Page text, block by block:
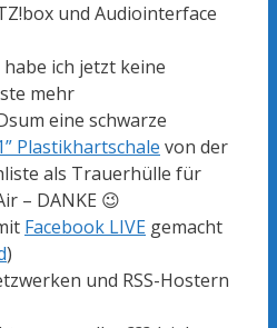
und Audiointerface
ich jetzt keine
mehr
eine schwarze
Plastikhartschale von der
als Trauerhülle für
– DANKE 😉
Facebook LIVE gemacht
)
und RSS-Hostern